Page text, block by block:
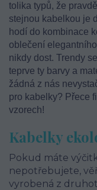
tolika typů, že
stejnou kabelkou je
hodí do kombinace
oblečení
nikdy dost. Trendy
teprve ty barvy a
žádná z nás
pro kabelky? Přece
vzorech!
Kabelky
Pokud máte
nepotřebujete,
vyrobená z